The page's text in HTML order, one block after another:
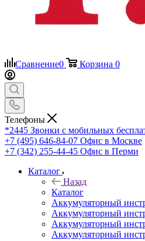
Сравнение0 Корзина 0
Телефоны
*2445 Звонки с мобильных
+7 (495) 646-84-07 Офис в Москве
+7 (342) 255-44-45 Офис в Перми
Каталог
Назад
Каталог
Аккумуляторный
Аккумуляторный
Аккумуляторный
Аккумуляторный